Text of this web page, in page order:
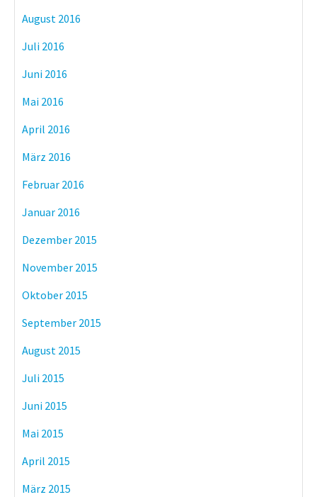
August 2016
Juli 2016
Juni 2016
Mai 2016
April 2016
März 2016
Februar 2016
Januar 2016
Dezember 2015
November 2015
Oktober 2015
September 2015
August 2015
Juli 2015
Juni 2015
Mai 2015
April 2015
März 2015